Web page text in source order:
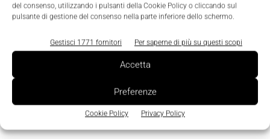
del consenso, utilizzando i pulsanti della Cookie Policy o cliccando sul
pulsante di gestione del consenso nella parte inferiore dello schermo.
Gestisci 1771 fornitori Per saperne di più su questi scopi
Accetta
Preferenze
Cookie Policy Privacy Policy